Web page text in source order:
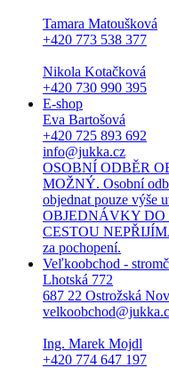
Tamara Matoušková
+420 773 538 377
Nikola Kotačková
+420 730 990 395
E-shop
Eva Bartošová
+420 725 893 692
info@jukka.cz
OSOBNÍ ODBĚR
MOŽNÝ. Osobní
objednat pouze výše
OBJEDNÁVKY DO
CESTOU
za pochopení.
Veľkoobchod -
Lhotská 772
687 22 Ostrožská
Ing. Marek Mojdl
+420 774 647 197